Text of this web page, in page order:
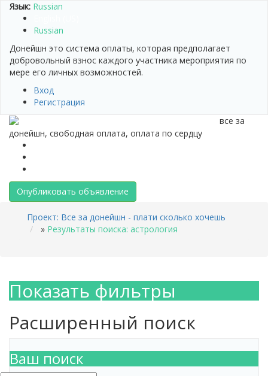
Язык: Russian
Russian
Донейшн это система оплаты, которая предполагает
добровольный взнос каждого участника мероприятия по
мере его личных возможностей.
Вход
Регистрация
все за
донейшн, свободная оплата, оплата по сердцу
Опубликовать объявление
Проект: Все за донейшн - плати сколько хочешь
» Результаты поиска: астрология
Показать фильтры
Расширенный поиск
Ваш поиск